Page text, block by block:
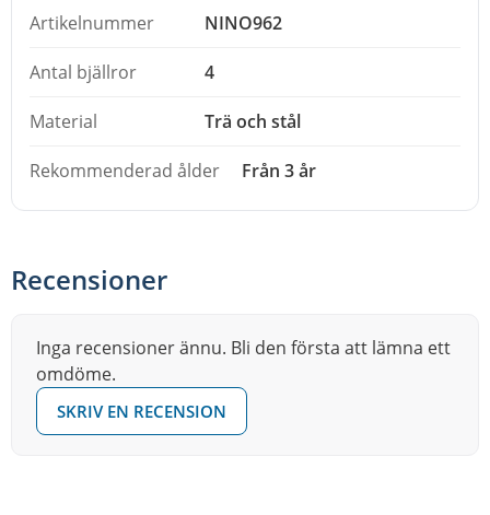
Artikelnummer NINO962
Antal bjällror 4
Material Trä och stål
Rekommenderad ålder Från 3 år
Recensioner
Inga recensioner ännu. Bli den första att lämna ett
omdöme.
SKRIV EN RECENSION